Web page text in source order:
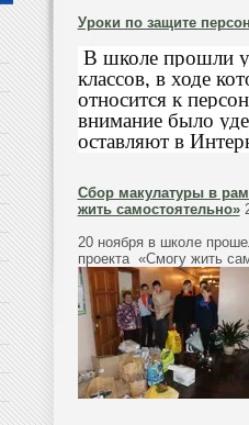
Уроки по защите
В школе прошли
классов, в ходе
относится к
внимание было
оставляют в
Cбор макулатуры в
жить самостоятельно»
20 ноября в школе
проекта «Смогу жить